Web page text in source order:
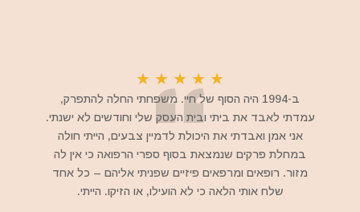
★
★
★
★
★
ב-1994 היה הסוף של חיי. משפחתי החלה להתפרק,
עמדתי לאבד את ביתי ובית העסק שלי וחודשים לא ישנתי.
אני אמן ואבדתי את היכולת לדמיין צבעים, הייתי חולה
במחלת פרקים שנמצאת בסוף ספרי הרפואה כי אין לה
מזור. רופאים ומרפאים פיזיים שפניתי אליהם – כל אחד
שלח אותי הלאה כי לא הועילו, או הזיקו. הייתי.